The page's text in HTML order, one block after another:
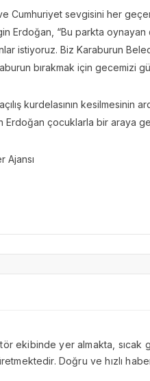
Cumhuriyet sevgisini her
Erdoğan, “Bu parkta oynayan
istiyoruz. Biz Karaburun
bırakmak için gecemizi
kurdelasının kesilmesinin
Erdoğan çocuklarla bir araya
Ajansı
ekibinde yer almakta, sıcak
Doğru ve hızlı